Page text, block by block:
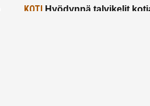
KOTIHyödynnä talvikelit